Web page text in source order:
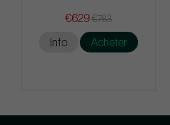
€629 €783
Info Acheter